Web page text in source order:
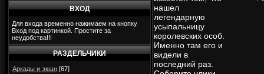
ВХОД
Для входа временно нажимаем на кнопку
Вход под картинкой. Простите за
неудобства!!!
РАЗДЕЛЬЧИКИ
Аркады и экшн [67]
нашел
легендарную
усыпальницу
королевских особ.
Именно там его и
видели в
последний раз.